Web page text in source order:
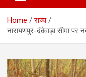
Home
राज्य
नारायणपुर-दंतेवाड़ा सीमा